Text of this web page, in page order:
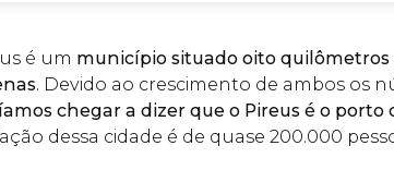
é um município situado oito quilômetros
. Devido ao crescimento de ambos os
chegar a dizer que o Pireus é o porto
dessa cidade é de quase 200.000